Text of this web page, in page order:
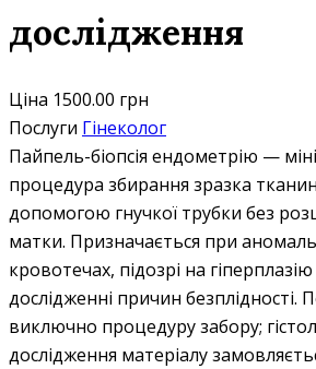
дослідження
Ціна 1500.00 грн
Послуги Гінеколог
Пайпель-біопсія ендометрію —
процедура збирання зразка
допомогою гнучкої трубки без
матки. Призначається при
кровотечах, підозрі на
дослідженні причин безплідності.
виключно процедуру забору;
дослідження матеріалу